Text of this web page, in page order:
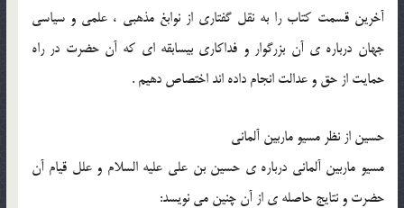
آخرين قسمت كتاب را به نقل گفتارى از نوابغ مذهبى ، علمى و سياسى
جهان درباره ى آن بزرگوار و فداكارى بيسابقه اى كه آن حضرت در راه
حمايت از حق و عدالت انجام داده اند اختصاص دهيم .
حسين از نظر مسيو ماربين آلمانى
مسيو ماربين آلمانى درباره ى حسين بن على عليه السلام و علل قيام آن
حضرت و نتايج حاصله ى از آن چنين مى نويسد: